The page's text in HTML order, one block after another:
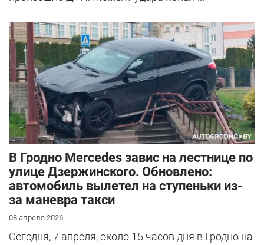
В Гродно Mercedes завис на лестнице по
улице Дзержинского. Обновлено:
автомобиль вылетел на ступеньки из-
за маневра такси
08 апреля 2026
Сегодня, 7 апреля, около 15 часов дня в Гродно на